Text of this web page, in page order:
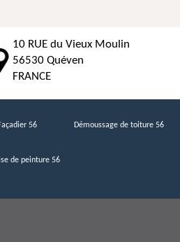
10 RUE du Vieux Moulin
56530 Quéven
FRANCE
56 Démoussage de toiture 56
de peinture 56